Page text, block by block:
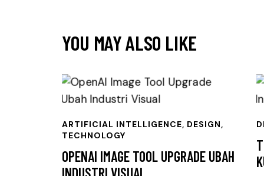
YOU MAY ALSO LIKE
ARTIFICIAL INTELLIGENCE, DESIGN,
TECHNOLOGY
OPENAI IMAGE TOOL UPGRADE UBAH
INDUSTRI VISUAL